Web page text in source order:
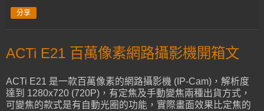
分享
ACTi E21 百萬像素網路攝影機開箱文
ACTi E21 是一款百萬像素的網路攝影機 (IP-Cam)，解析度
達到 1280x720 (720P)，有定焦及手動變焦兩種出貨方式，
可變焦的款式是有自動光圈的功能，實際畫面效果比定焦的